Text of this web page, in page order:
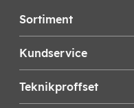
Sortiment
Kundservice
Teknikproffset